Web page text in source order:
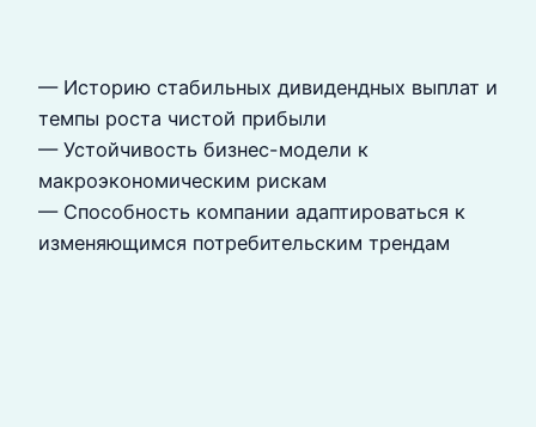
— Историю стабильных дивидендных выплат и
темпы роста чистой прибыли
— Устойчивость бизнес-модели к
макроэкономическим рискам
— Способность компании адаптироваться к
изменяющимся потребительским трендам